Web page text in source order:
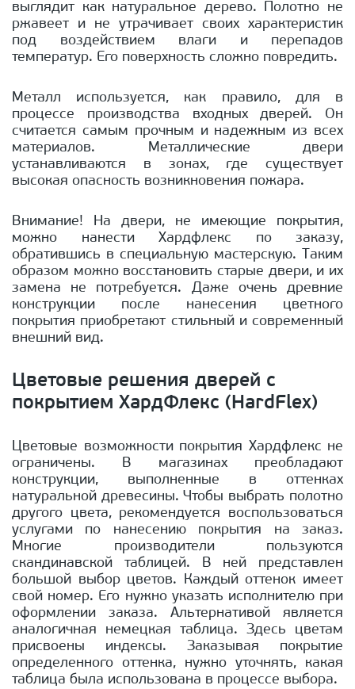
выглядит как натуральное дерево. Полотно не
ржавеет и не утрачивает своих характеристик
под воздействием влаги и перепадов
температур. Его поверхность сложно повредить.
Металл используется, как правило, для в
процессе производства входных дверей. Он
считается самым прочным и надежным из всех
материалов. Металлические двери
устанавливаются в зонах, где существует
высокая опасность возникновения пожара.
Внимание! На двери, не имеющие покрытия,
можно нанести Хардфлекс по заказу,
обратившись в специальную мастерскую. Таким
образом можно восстановить старые двери, и их
замена не потребуется. Даже очень древние
конструкции после нанесения цветного
покрытия приобретают стильный и современный
внешний вид.
Цветовые решения дверей с
покрытием ХардФлекс (HardFlex)
Цветовые возможности покрытия Хардфлекс не
ограничены. В магазинах преобладают
конструкции, выполненные в оттенках
натуральной древесины. Чтобы выбрать полотно
другого цвета, рекомендуется воспользоваться
услугами по нанесению покрытия на заказ.
Многие производители пользуются
скандинавской таблицей. В ней представлен
большой выбор цветов. Каждый оттенок имеет
свой номер. Его нужно указать исполнителю при
оформлении заказа. Альтернативой является
аналогичная немецкая таблица. Здесь цветам
присвоены индексы. Заказывая покрытие
определенного оттенка, нужно уточнять, какая
таблица была использована в процессе выбора.